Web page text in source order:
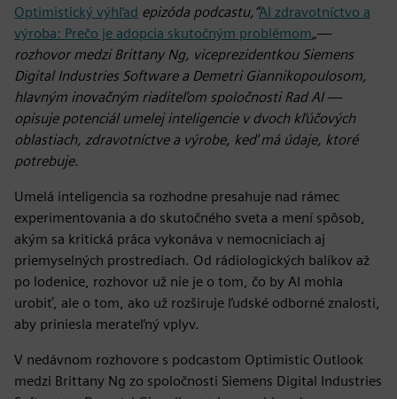
Optimistický výhľad epizóda podcastu,“AI zdravotníctvo a
výroba: Prečo je adopcia skutočným problémom„—
rozhovor medzi Brittany Ng, viceprezidentkou Siemens
Digital Industries Software a Demetri Giannikopoulosom,
hlavným inovačným riaditeľom spoločnosti Rad AI —
opisuje potenciál umelej inteligencie v dvoch kľúčových
oblastiach, zdravotníctve a výrobe, keď má údaje, ktoré
potrebuje.
Umelá inteligencia sa rozhodne presahuje nad rámec
experimentovania a do skutočného sveta a mení spôsob,
akým sa kritická práca vykonáva v nemocniciach aj
priemyselných prostrediach. Od rádiologických balíkov až
po lodenice, rozhovor už nie je o tom, čo by AI mohla
urobiť, ale o tom, ako už rozširuje ľudské odborné znalosti,
aby priniesla merateľný vplyv.
V nedávnom rozhovore s podcastom Optimistic Outlook
medzi Brittany Ng zo spoločnosti Siemens Digital Industries